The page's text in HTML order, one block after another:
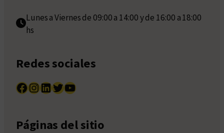
Lunes a Viernes de 09:00 a 14:00 y de 16:00 a 18:00
hs
Redes sociales
Facebook InstagramLinkedIn Twitter YouTube
Páginas del sitio